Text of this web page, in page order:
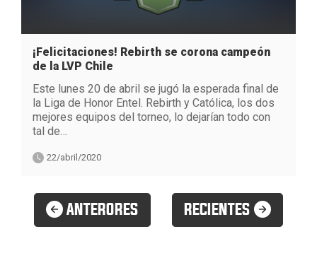
¡Felicitaciones! Rebirth se corona campeón
de la LVP Chile
Este lunes 20 de abril se jugó la esperada final de
la Liga de Honor Entel. Rebirth y Católica, los dos
mejores equipos del torneo, lo dejarían todo con
tal de…
22/abril/2020
ANTERORES RECIENTES